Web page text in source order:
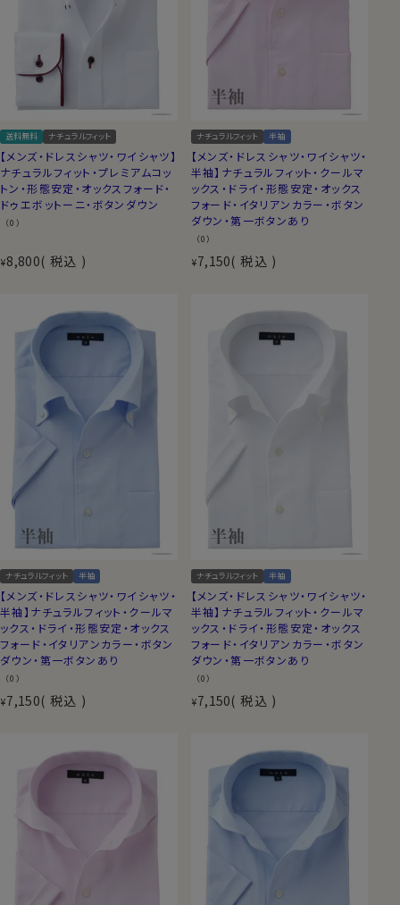
送料無料 ナチュラルフィット
【メンズ・ドレスシャツ・ワイシャツ】
ナチュラルフィット・プレミアムコッ
トン・形態安定・オックスフォード・
ドゥエボットーニ・ボタンダウン
（0）
¥8,800 税込
ナチュラルフィット 半袖
【メンズ・ドレスシャツ・ワイシャツ・
半袖】ナチュラルフィット・クールマ
ックス・ドライ・形態安定・オックス
フォード・イタリアンカラー・ボタン
ダウン・第一ボタンあり
（0）
¥7,150 税込
ナチュラルフィット 半袖
【メンズ・ドレスシャツ・ワイシャツ・
半袖】ナチュラルフィット・クールマ
ックス・ドライ・形態安定・オックス
フォード・イタリアンカラー・ボタン
ダウン・第一ボタンあり
（0）
¥7,150 税込
ナチュラルフィット 半袖
【メンズ・ドレスシャツ・ワイシャツ・
半袖】ナチュラルフィット・クールマ
ックス・ドライ・形態安定・オックス
フォード・イタリアンカラー・ボタン
ダウン・第一ボタンあり
（0）
¥7,150 税込